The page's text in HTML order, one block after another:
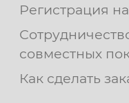
Регистрация
совместных
Как сделать